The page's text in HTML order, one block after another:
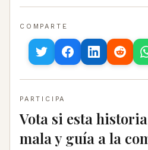
COMPARTE
PARTICIPA
Vota si esta
mala y guía a la